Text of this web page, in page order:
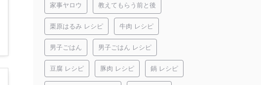
家事ヤロウ 教えてもらう前と後
栗原はるみ レシピ 牛肉 レシピ
男子ごはん 男子ごはん レシピ
豆腐 レシピ 豚肉 レシピ 鍋 レシピ